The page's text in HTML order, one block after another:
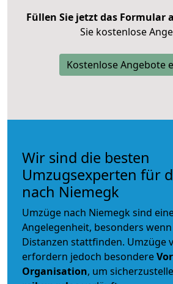
Füllen Sie jetzt das Formular
Sie kostenlose
Kostenlose Angebote
Wir sind die besten
Umzugsexperten für
nach Niemegk
Umzüge nach Niemegk sind
Angelegenheit, besonders
Distanzen stattfinden. Umzüge
erfordern jedoch besondere
Organisation, um